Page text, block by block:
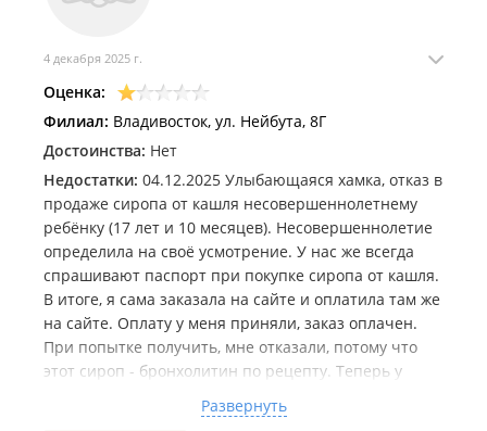
4 декабря 2025 г.
Оценка:
Филиал: Владивосток, ул. Нейбута, 8Г
Достоинства: Нет
Недостатки: 04.12.2025 Улыбающаяся хамка, отказ в
продаже сиропа от кашля несовершеннолетнему
ребёнку (17 лет и 10 месяцев). Несовершеннолетие
определила на своё усмотрение. У нас же всегда
спрашивают паспорт при покупке сиропа от кашля.
В итоге, я сама заказала на сайте и оплатила там же
на сайте. Оплату у меня приняли, заказ оплачен.
При попытке получить, мне отказали, потому что
этот сироп - бронхолитин по рецепту. Теперь у
аккуратны, может стоит выбрать другую сеть аптек
Развернуть